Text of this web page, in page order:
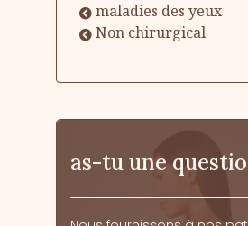
maladies des yeux
Non chirurgical
as-tu une